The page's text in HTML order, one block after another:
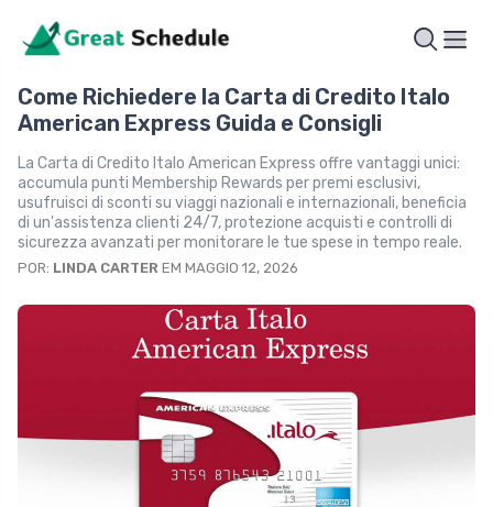
Come Richiedere la Carta di Credito Italo
American Express Guida e Consigli
La Carta di Credito Italo American Express offre vantaggi unici:
accumula punti Membership Rewards per premi esclusivi,
usufruisci di sconti su viaggi nazionali e internazionali, beneficia
di un'assistenza clienti 24/7, protezione acquisti e controlli di
sicurezza avanzati per monitorare le tue spese in tempo reale.
POR: LINDA CARTER EM MAGGIO 12, 2026